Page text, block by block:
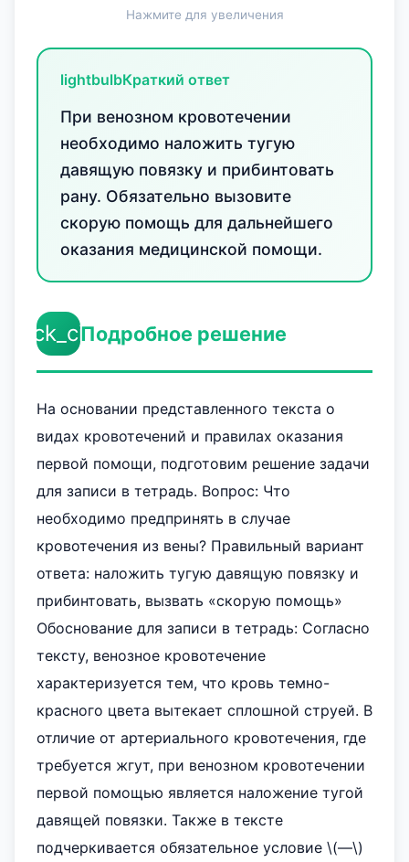
Нажмите для увеличения
lightbulbКраткий ответ
При венозном кровотечении
необходимо наложить тугую
давящую повязку и прибинтовать
рану. Обязательно вызовите
скорую помощь для дальнейшего
оказания медицинской помощи.
Подробное решение
На основании представленного текста о
видах кровотечений и правилах оказания
первой помощи, подготовим решение задачи
для записи в тетрадь. Вопрос: Что
необходимо предпринять в случае
кровотечения из вены? Правильный вариант
ответа: наложить тугую давящую повязку и
прибинтовать, вызвать «скорую помощь»
Обоснование для записи в тетрадь: Согласно
тексту, венозное кровотечение
характеризуется тем, что кровь темно-
красного цвета вытекает сплошной струей. В
отличие от артериального кровотечения, где
требуется жгут, при венозном кровотечении
первой помощью является наложение тугой
давящей повязки. Также в тексте
подчеркивается обязательное условие \(—\)